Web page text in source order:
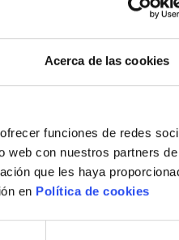
Acerca de las cookies
funciones de redes
web con nuestros partners de
que les haya
en Política de cookies